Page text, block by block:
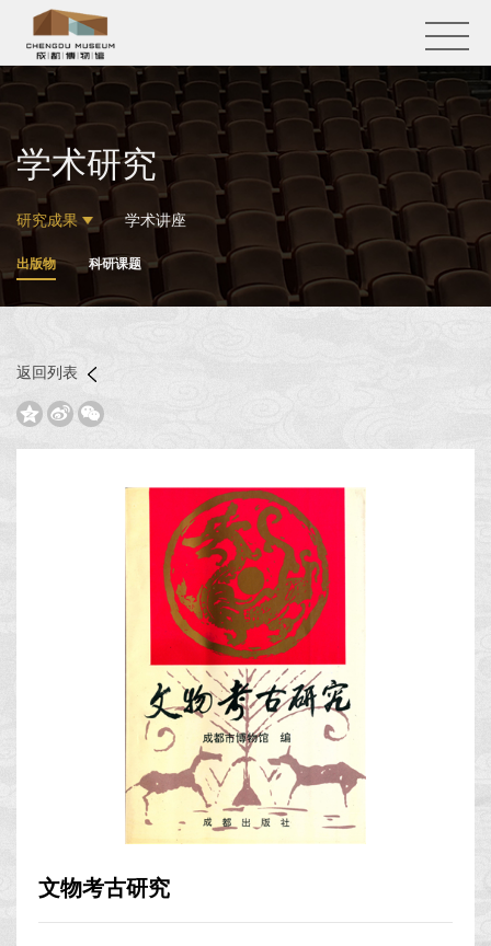
学术研究
研究成果 学术讲座
出版物 科研课题
返回列表
  
文物考古研究